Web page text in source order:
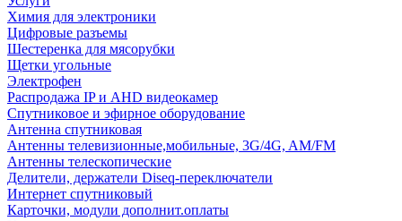
Химия для электроники
Цифровые разъемы
Шестеренка для мясорубки
Щетки угольные
Электрофен
Распродажа IP и AHD видеокамер
Спутниковое и эфирное оборудование
Антенна спутниковая
Антенны телевизионные,мобильные, 3G/4G, AM/FM
Антенны телескопические
Делители, держатели Diseq-переключатели
Интернет спутниковый
Карточки, модули дополнит.оплаты